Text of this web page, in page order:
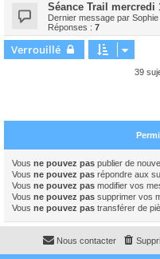
Séance Trail mercredi
Dernier message par
Réponses : 7
Verrouillé
39
Vous ne pouvez pas publier de
Vous ne pouvez pas répondre aux
Vous ne pouvez pas modifier vos
Vous ne pouvez pas supprimer vos
Vous ne pouvez pas transférer de
Nous contacter